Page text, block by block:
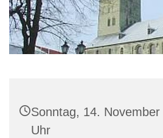
Sonntag, 14.
Uhr